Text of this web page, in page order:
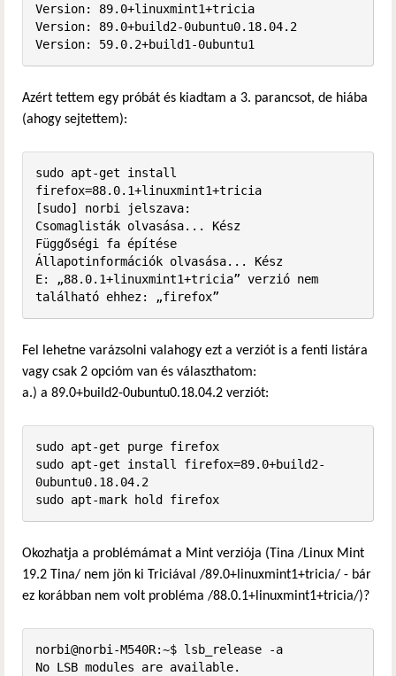
Version: 89.0+linuxmint1+tricia
Version: 89.0+build2-0ubuntu0.18.04.2
Version: 59.0.2+build1-0ubuntu1
Azért tettem egy próbát és kiadtam a 3. parancsot, de hiába
(ahogy sejtettem):
sudo apt-get install
firefox=88.0.1+linuxmint1+tricia
[sudo] norbi jelszava:
Csomaglisták olvasása... Kész
Függőségi fa építése
Állapotinformációk olvasása... Kész
E: „88.0.1+linuxmint1+tricia” verzió nem
található ehhez: „firefox”
Fel lehetne varázsolni valahogy ezt a verziót is a fenti listára
vagy csak 2 opcióm van és választhatom:
a.) a 89.0+build2-0ubuntu0.18.04.2 verziót:
sudo apt-get purge firefox
sudo apt-get install firefox=89.0+build2-
0ubuntu0.18.04.2
sudo apt-mark hold firefox
Okozhatja a problémámat a Mint verziója (Tina /Linux Mint
19.2 Tina/ nem jön ki Triciával /89.0+linuxmint1+tricia/ - bár
ez korábban nem volt probléma /88.0.1+linuxmint1+tricia/)?
norbi@norbi-M540R:~$ lsb_release -a
No LSB modules are available.